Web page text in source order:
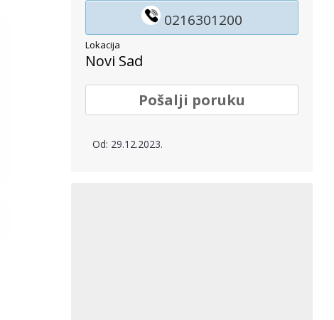
0216301200
Lokacija
Novi Sad
Pošalji poruku
Od: 29.12.2023.